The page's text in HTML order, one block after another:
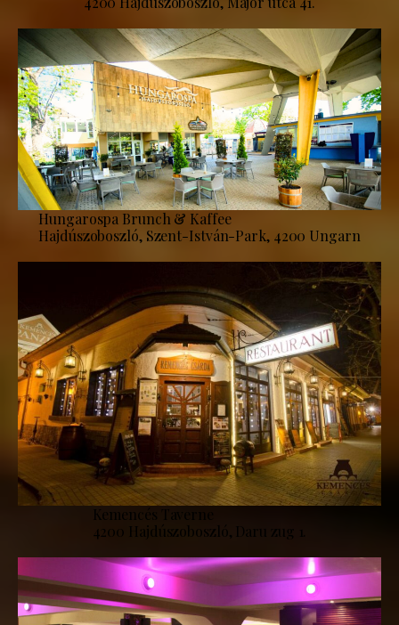
Hungarospa Brunch & Kaffee
Hajdúszoboszló, Szent-István-Park, 4200 Ungarn
Kemencés Taverne
4200 Hajdúszoboszló, Daru zug 1.